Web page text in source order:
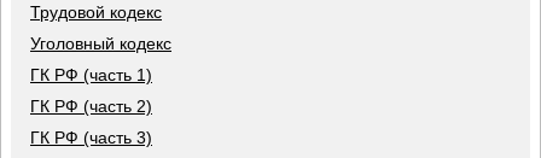
Трудовой кодекс
Уголовный кодекс
ГК РФ (часть 1)
ГК РФ (часть 2)
ГК РФ (часть 3)